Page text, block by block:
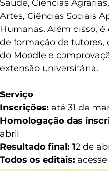
Ciências Biológicas,
Saúde, Ciências
Artes, Ciências Sociais
Humanas. Além disso,
de formação de tutores,
do Moodle e
Serviço
Inscrições:até 31 de
Homologação das
abril
Resultado final: 1 2 de